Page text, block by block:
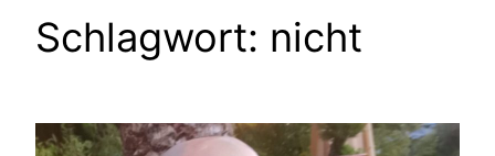
Schlagwort: nicht